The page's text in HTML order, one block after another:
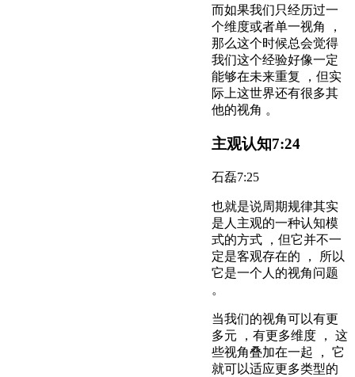
而如果我们只经历过一
个维度或者单一视角 ，
那么这个时候总会觉得
我们这个经验好像一定
能够在未来重复 ，但实
际上这世界还有很多其
他的视角 。
主观认知7:24
石磊7:25
也就是说周期规律其实
是人主观的一种认知模
式的方式 ，但它并不一
定是客观存在的 ， 所以
它是一个人的视角问题
。
当我们的视角可以有更
多元 ，有更多维度 ， 这
些视角叠加在一起 ， 它
就可以适应更多类型的